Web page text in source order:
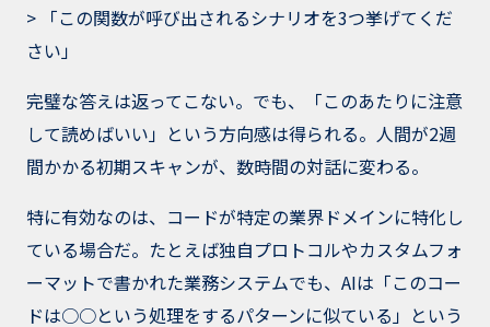
> 「この関数が呼び出されるシナリオを3つ挙げてくだ
さい」
完璧な答えは返ってこない。でも、「このあたりに注意
して読めばいい」という方向感は得られる。人間が2週
間かかる初期スキャンが、数時間の対話に変わる。
特に有効なのは、コードが特定の業界ドメインに特化し
ている場合だ。たとえば独自プロトコルやカスタムフォ
ーマットで書かれた業務システムでも、AIは「このコー
ドは○○という処理をするパターンに似ている」という